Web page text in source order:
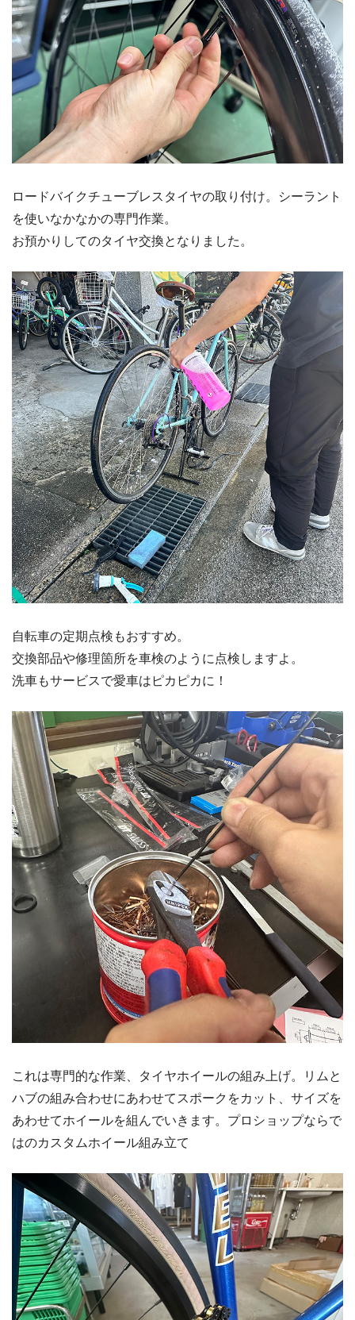
ロードバイクチューブレスタイヤの取り付け。シーラント
を使いなかなかの専門作業。
お預かりしてのタイヤ交換となりました。
自転車の定期点検もおすすめ。
交換部品や修理箇所を車検のように点検しますよ。
洗車もサービスで愛車はピカピカに！
これは専門的な作業、タイヤホイールの組み上げ。リムと
ハブの組み合わせにあわせてスポークをカット、サイズを
あわせてホイールを組んでいきます。プロショップならで
はのカスタムホイール組み立て